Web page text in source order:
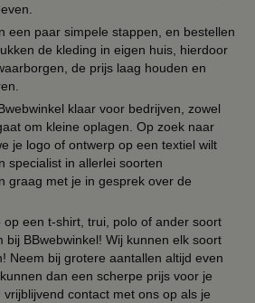
een paar simpele stappen, en bestellen
de kleding in eigen huis, hierdoor
de prijs laag houden en
klaar voor bedrijven, zowel
om kleine oplagen. Op zoek naar
je logo of ontwerp op een textiel wilt
specialist in allerlei soorten
graag met je in gesprek over de
op een t-shirt, trui, polo of ander soort
bij BBwebwinkel! Wij kunnen elk soort
Neem bij grotere aantallen altijd even
dan een scherpe prijs voor je
contact met ons op als je